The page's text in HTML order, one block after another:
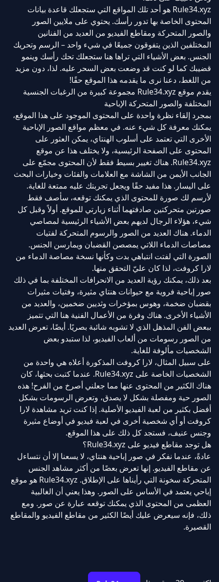
Rule34.xyz هو أحد تلك المواقع التي ستجعلك قاعدة بيانات
المحتوى الخاصة بها تدور رأسك. يحتوي على ملايين الصور
والصور المتحركة ومقاطع الفيديو من العديد من الفنانين
المختلفين الذين يتفوقون جميعًا في شيء واحد – الرسم وتحريك
الجنس. بعض الأشياء التي تراها هنا ستجعلك تحك رأسك وينمو
قضيبك كما لو كنت قد وضعت بعض السحر عليه. لذا، دون مزيد
من اللغط، دعنا نرى ما يقدمه هذا الموقع حقًا!
يقدم موقع Rule34.xyz مجموعة كبيرة من الرغبات الجنسية
المختلفة والصور المتحركة الإباحية
بمجرد إلقاء نظرة واحدة على المحتوى الموجود على هذا الموقع،
يمكنك معرفة كل شيء عنه. في معظم مواقع الصور الإباحية
الأخرى التي تعتمد على أسلوب الهنتاي، يمكن العثور على
المحتوى على الصفحة الرئيسية، ولا يختلف هذا عن موقع
Rule34.xyz. هناك تغيير بسيط فقط لأن المحتوى مجمّع على
الجانب الأيمن من الشاشة مع العلامات والفئات وخيارات البحث
على اليسار. هذا مفيد حقًا ويجعل تجربتك عليه ممتعة للغاية.
لأرسم لك صورة للمحتوى الذي يمكنك توقعه، سأصف فقط
صورتين متحركتين صادفتهما أثناء زيارتي للموقع. أولاً وقبل كل
شيء، هؤلاء الرجال لديهم بعض الأشياء الرئيسية لمصاصي
الدماء. هناك العديد من الصور والرسوم المتحركة لفتيات
مصاصات الدماء اللاتي يمصصن القضبان ويمارسن الجنس.
الصورة التي لفتت انتباهي بدت وكأنها نسخة مصاصة الدماء من
لارا كروفت، لذا كان عليّ التحقق منها.
بعد ذلك، يمكنك رؤية العديد من الانحرافات المختلفة بما في ذلك
صور إباحية فروية مع حيوانات هنتاي مثيرة، وفتيات مثيرات
بقضبان ضخمة، وهوس بمؤخرات وثديين ضخمين، والعديد من
الأشياء الأخرى. هناك وفرة من الأعمال الفنية هنا التي تتميز
ببعض الفن المذهل الذي لا تشوبه شائبة بصريًا. أيضًا، تعرض العديد
من الصور رسومات من ألعاب الفيديو، لذا ستبدو بعض
الشخصيات مألوفة للغاية.
على سبيل المثال، لارا كروفت المذكورة أعلاه هي واحدة من
الشخصيات الخاصة على Rule34.xyz. عندما كتبت بحثها، كان
هناك الكثير من المحتوى عنها مما جعلني أصرخ من الفرح! هذه
الصور حية ومفصلة بشكل لا يصدق، وتعرض الرسومات بشكل
أفضل بكثير من لعبة الفيديو الأصلية. إذا كنت تريد مشاهدة لارا
كروفت أو أي شخصية أخرى في لعبة فيديو في أوضاع مثيرة
وجنس عنيف، فستجد كل ذلك على هذا الموقع.
هل توجد مقاطع فيديو على Rule34.xyz؟
عادةً، عندما نفكر في صور إباحية هنتاي، لا يسعنا إلا أن نتساءل
عن مقاطع الفيديو. إنها تعرض بعضًا من أكثر مشاهد الجنس
المتحركة سخونة التي رأيناها على الإطلاق. Rule34.xyz هو موقع
إباحي يعتمد في الأساس على الصور. وهذا يعني أن الغالبية
العظمى من المحتوى الذي يمكنك توقعه عبارة عن صور. ومع
ذلك، فإنه سيعرض عليك أيضًا الكثير من مقاطع الفيديو والمقاطع
القصيرة.